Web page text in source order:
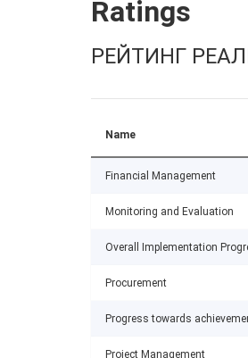
Ratings
РЕЙТИНГ
Name
Financial Management
Monitoring and Evaluation
Overall Implementation
Procurement
Progress towards
Project Management